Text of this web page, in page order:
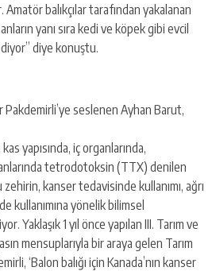
balıkçılar tarafından yakalanan
yanı sıra kedi ve köpek gibi evcil
diye konuştu.
Pakdemirli’ye seslenen Ayhan Barut,
yapısında, iç organlarında,
tetrodotoksin (TTX) denilen
kanser tedavisinde kullanımı, ağrı
kullanımına yönelik bilimsel
Yaklaşık 1 yıl önce yapılan III. Tarım ve
mensuplarıyla bir araya gelen Tarım
‘Balon balığı için Kanada’nın kanser